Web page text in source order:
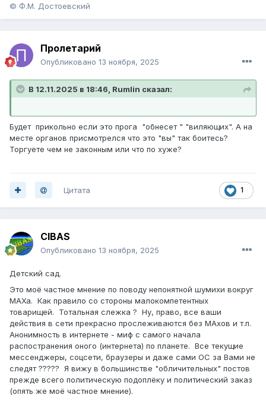
© Ф.М. Достоевский
Пролетарий
Опубликовано 13 ноября, 2025
В 12.11.2025 в 18:46, Rumlin сказал:
Будет прикольно если это прога "обнесет " "виляющих". А на
месте органов присмотрелся что это "вы" так боитесь?
Торгуете чем не законным или что по хуже?
1
Цитата
CIBAS
Опубликовано 13 ноября, 2025
Детский сад.
Это моё частное мнение по поводу непонятной шумихи вокруг
МАХа. Как правило со стороны малокомпетентных
товарищей. Тотальная слежка ? Ну, право, все ваши
действия в сети прекрасно прослеживаются без МАхов и т.п.
Анонимность в интернете - миф с самого начала
распостранения оного (интернета) по планете. Все текущие
мессенджеры, соцсети, браузеры и даже сами ОС за Вами не
следят ????? Я вижу в большинстве "обличительных" постов
прежде всего политическую подоплёку и политический заказ
(опять же моё частное мнение).